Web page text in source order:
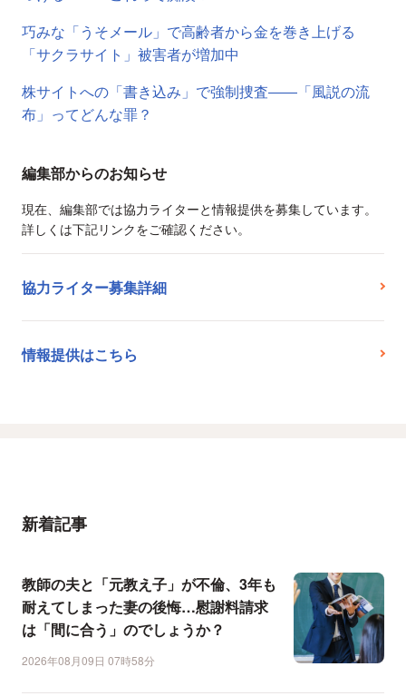
巧みな「うそメール」で高齢者から金を巻き上げる
「サクラサイト」被害者が増加中
株サイトへの「書き込み」で強制捜査――「風説の流
布」ってどんな罪？
編集部からのお知らせ
現在、編集部では協力ライターと情報提供を募集しています。
詳しくは下記リンクをご確認ください。
協力ライター募集詳細
情報提供はこちら
新着記事
教師の夫と「元教え子」が不倫、3年も
耐えてしまった妻の後悔…慰謝料請求
は「間に合う」のでしょうか？
2026年08月09日 07時58分